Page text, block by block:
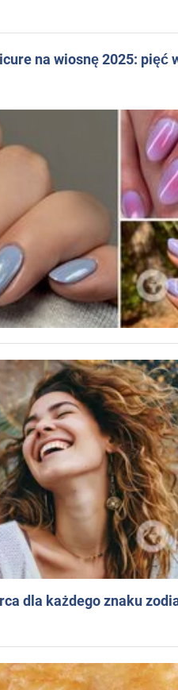
na wiosnę 2025: pięć
dla każdego znaku